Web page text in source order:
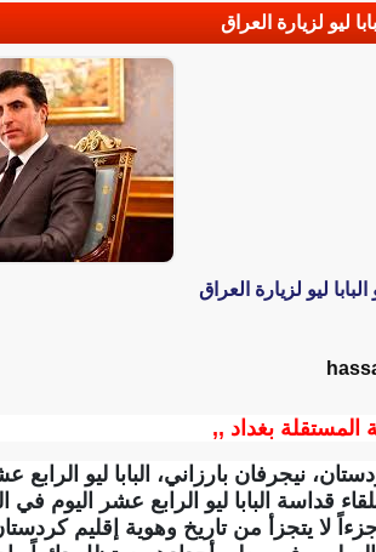
ليو لزيارة العراق
ليو لزيارة العراق
المستقلة بغداد ,,
نيجرفان بارزاني، البابا ليو
قداسة البابا ليو الرابع عشر اليوم
جزءاً لا يتجزأ من تاريخ وهوية إقليم